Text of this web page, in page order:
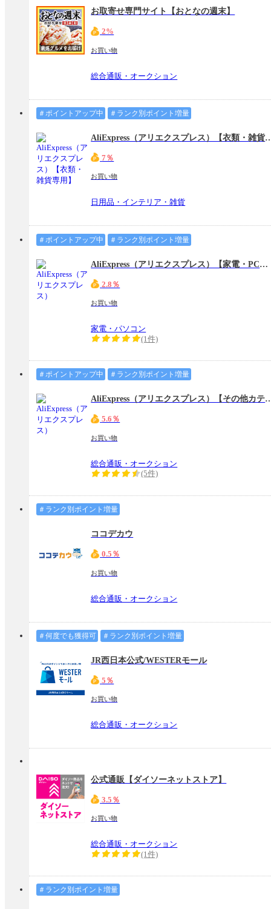
お取寄せ専門サイト【おとなの週末】
2%
お買い物
総合通販・オークション
＃ポイントアップ中 ＃ランク別ポイント増量
AliExpress（アリエクスプ
7％
お買い物
日用品・インテリア・雑貨
＃ポイントアップ中 ＃ランク別ポイント増量
AliExpress（アリエクスプレス）【家電・PC専用】
2.8％
お買い物
家電・パソコン
(1件)
＃ポイントアップ中 ＃ランク別ポイント増量
AliExpress（アリエクスプレ
5.6％
お買い物
総合通販・オークション
(5件)
＃ランク別ポイント増量
ココデカウ
0.5％
お買い物
総合通販・オークション
＃何度でも獲得可 ＃ランク別ポイント増量
JR西日本公式/WESTERモール
5％
お買い物
総合通販・オークション
公式通販【ダイソーネットストア】
3.5％
お買い物
総合通販・オークション
(1件)
＃ランク別ポイント増量